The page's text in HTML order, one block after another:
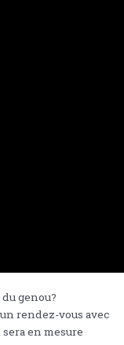
genou?
rendez-vous avec
en mesure